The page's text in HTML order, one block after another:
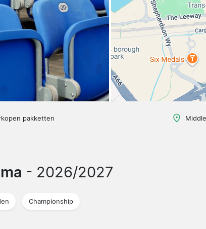
pakketten
- 2026/2027
Championship